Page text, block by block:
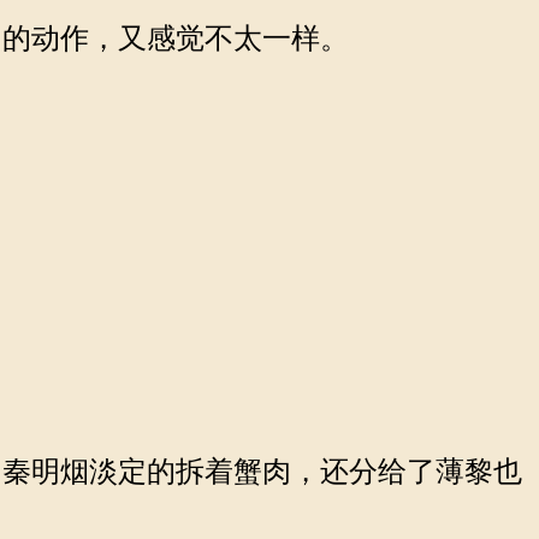
作，又感觉不太一样。
明烟淡定的拆着蟹肉，还分给了薄黎也